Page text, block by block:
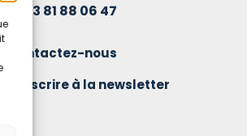
03 81 88 06 47
Contactez-nous
S'inscrire à la newsletter